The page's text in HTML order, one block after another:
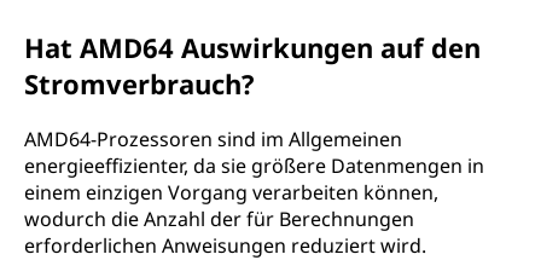
Hat AMD64 Auswirkungen auf den
Stromverbrauch?
AMD64-Prozessoren sind im Allgemeinen
energieeffizienter, da sie größere Datenmengen in
einem einzigen Vorgang verarbeiten können,
wodurch die Anzahl der für Berechnungen
erforderlichen Anweisungen reduziert wird.